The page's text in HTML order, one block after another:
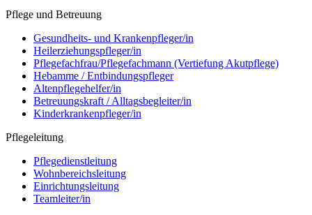
Pflege und Betreuung
Gesundheits- und Krankenpfleger/in
Heilerziehungspfleger/in
Pflegefachfrau/Pflegefachmann (Vertiefung Akutpflege)
Hebamme / Entbindungspfleger
Altenpflegehelfer/in
Betreuungskraft / Alltagsbegleiter/in
Kinderkrankenpfleger/in
Pflegeleitung
Pflegedienstleitung
Wohnbereichsleitung
Einrichtungsleitung
Teamleiter/in